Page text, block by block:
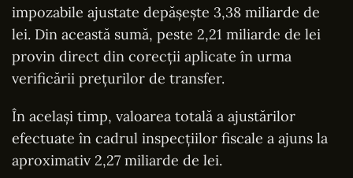
impozabile ajustate depășește 3,38 miliarde de
lei. Din această sumă, peste 2,21 miliarde de lei
provin direct din corecții aplicate în urma
verificării prețurilor de transfer.
În același timp, valoarea totală a ajustărilor
efectuate în cadrul inspecțiilor fiscale a ajuns la
aproximativ 2,27 miliarde de lei.